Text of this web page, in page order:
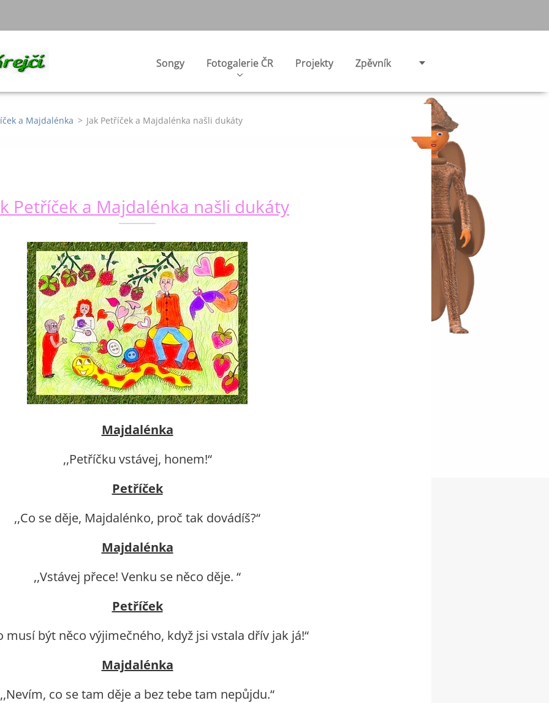
Songy Fotogalerie ČR Projekty Zpěvník
a Majdalénka > Jak Petříček a Majdalénka našli dukáty
Petříček a Majdalénka našli dukáty
Majdalénka
,,Petříčku vstávej, honem!“
Petříček
,,Co se děje, Majdalénko, proč tak dovádíš?“
Majdalénka
,,Vstávej přece! Venku se něco děje. “
Petříček
musí být něco výjimečného, když jsi vstala dřív jak já!“
Majdalénka
,,Nevím, co se tam děje a bez tebe tam nepůjdu.“